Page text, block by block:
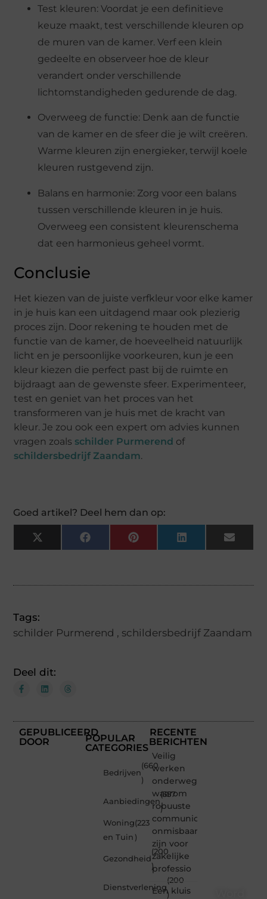
Test kleuren: Voordat je een definitieve
keuze maakt, test verschillende kleuren op
de muren van de kamer. Verf een klein
gedeelte en observeer hoe de kleur
verandert onder verschillende
lichtomstandigheden gedurende de dag.
Overweeg de functie: Denk aan de functie
van de kamer en de sfeer die je wilt creëren.
Warme kleuren zijn energieker, terwijl koele
kleuren rustgevend zijn.
Balans en harmonie: Zorg voor een balans
tussen verschillende kleuren in je huis.
Overweeg een consistent kleurenschema
dat een harmonieus geheel vormt.
Conclusie
Het kiezen van de juiste verfkleur voor elke kamer
in je huis kan een uitdagend maar ook plezierig
proces zijn. Door rekening te houden met de
functie van de kamer, de hoeveelheid natuurlijk
licht en je persoonlijke voorkeuren, kun je een
kleur kiezen die perfect past bij de ruimte en
bijdraagt aan de gewenste sfeer. Experimenteer,
test en geniet van het proces van het
transformeren van je huis met de kracht van
kleur. Je zou ook een expert om advies kunnen
vragen zoals schilder Purmerend of
schildersbedrijf Zaandam.
Goed artikel? Deel hem dan op:
X
(Twitter)
FacebookPinterestLinkedInEmail
Tags:
schilder Purmerend , schildersbedrijf Zaandam
Deel dit:
GEPUBLICEERD
DOOR
POPULAR
CATEGORIES
Bedrijven
(660
)
Aanbiedingen
(357
)
Woning
en Tuin
(223
)
Gezondheid
(200
)
Dienstverlening
(200
)
RECENTE
BERICHTEN
Veilig
werken
onderweg:
waarom
robuuste
communicatiemiddelen
onmisbaar
zijn voor
zakelijke
professio
Een kluis